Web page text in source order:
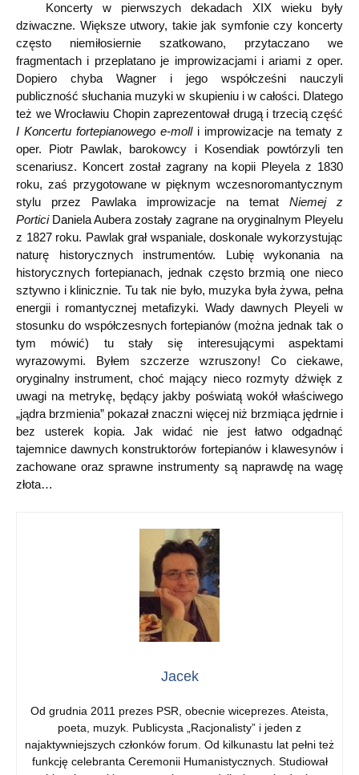
Koncerty w pierwszych dekadach XIX wieku były
dziwaczne. Większe utwory, takie jak symfonie czy koncerty
często niemiłosiernie szatkowano, przytaczano we
fragmentach i przeplatano je improwizacjami i ariami z oper.
Dopiero chyba Wagner i jego współcześni nauczyli
publiczność słuchania muzyki w skupieniu i w całości. Dlatego
też we Wrocławiu Chopin zaprezentował drugą i trzecią część
I Koncertu fortepianowego e-moll i improwizacje na tematy z
oper. Piotr Pawlak, barokowcy i Kosendiak powtórzyli ten
scenariusz. Koncert został zagrany na kopii Pleyela z 1830
roku, zaś przygotowane w pięknym wczesnoromantycznym
stylu przez Pawlaka improwizacje na temat Niemej z
PorticiDaniela Aubera zostały zagrane na oryginalnym Pleyelu
z 1827 roku. Pawlak grał wspaniale, doskonale wykorzystując
naturę historycznych instrumentów. Lubię wykonania na
historycznych fortepianach, jednak często brzmią one nieco
sztywno i klinicznie. Tu tak nie było, muzyka była żywa, pełna
energii i romantycznej metafizyki. Wady dawnych Pleyeli w
stosunku do współczesnych fortepianów (można jednak tak o
tym mówić) tu stały się interesującymi aspektami
wyrazowymi. Byłem szczerze wzruszony! Co ciekawe,
oryginalny instrument, choć mający nieco rozmyty dźwięk z
uwagi na metrykę, będący jakby poświatą wokół właściwego
„jądra brzmienia” pokazał znaczni więcej niż brzmiąca jędrnie i
bez usterek kopia. Jak widać nie jest łatwo odgadnąć
tajemnice dawnych konstruktorów fortepianów i klawesynów i
zachowane oraz sprawne instrumenty są naprawdę na wagę
złota…
Jacek
Od grudnia 2011 prezes PSR, obecnie wiceprezes. Ateista,
poeta, muzyk. Publicysta „Racjonalisty” i jeden z
najaktywniejszych członków forum. Od kilkunastu lat pełni też
funkcję celebranta Ceremonii Humanistycznych. Studiował